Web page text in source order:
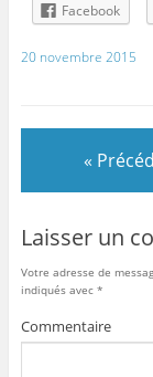
Facebook
20 novembre 2015
«
Laisser un
Votre adresse de
indiqués avec *
Commentaire